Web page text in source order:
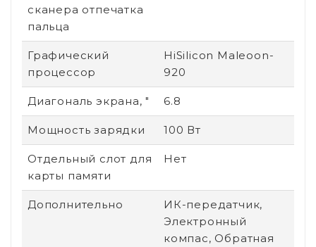
сканера отпечатка
пальца
Графический
процессор
HiSilicon Maleoon-
920
Диагональ экрана, " 6.8
Мощность зарядки 100 Вт
Отдельный слот для
карты памяти
Нет
Дополнительно
ИК-передатчик,
Электронный
компас, Обратная